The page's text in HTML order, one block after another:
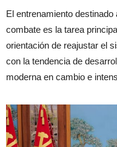
El entrenamiento
combate es la tarea
orientación de reajustar el
con la tendencia de
moderna en cambio e